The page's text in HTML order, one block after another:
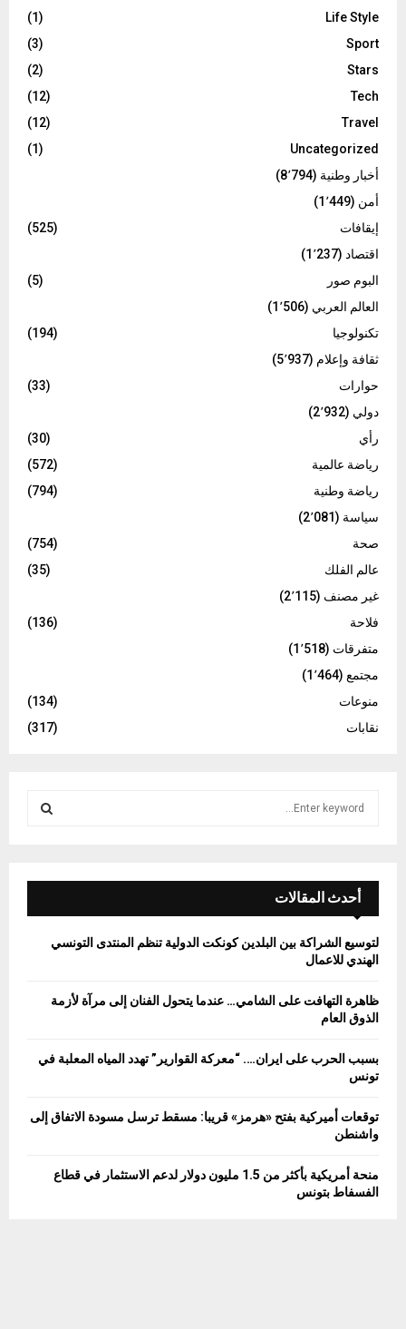
Life Style
(1)
Sport
(3)
Stars
(2)
Tech
(12)
Travel
(12)
Uncategorized
(1)
أخبار وطنية (8٬794)
أمن (1٬449)
إيقافات
(525)
اقتصاد (1٬237)
البوم صور
(5)
العالم العربي (1٬506)
تكنولوجيا
(194)
ثقافة وإعلام (5٬937)
حوارات
(33)
دولي (2٬932)
رأي
(30)
رياضة عالمية
(572)
رياضة وطنية
(794)
سياسة (2٬081)
صحة
(754)
عالم الفلك
(35)
غير مصنف (2٬115)
فلاحة
(136)
متفرقات (1٬518)
مجتمع (1٬464)
منوعات
(134)
نقابات
(317)
f
r
E
A
أحدث المقالات
لتوسيع الشراكة بين البلدين كونكت الدولية تنظم المنتدى التونسي
الهندي للاعمال
ظاهرة التهافت على الشامي… عندما يتحول الفنان إلى مرآة لأزمة
الذوق العام
بسبب الحرب على ايران…. “معركة القوارير” تهدد المياه المعلبة في
تونس
توقعات أميركية بفتح «هرمز» قريبا: مسقط ترسل مسودة الاتفاق إلى
واشنطن
منحة أمريكية بأكثر من 1.5 مليون دولار لدعم الاستثمار في قطاع
الفسفاط بتونس